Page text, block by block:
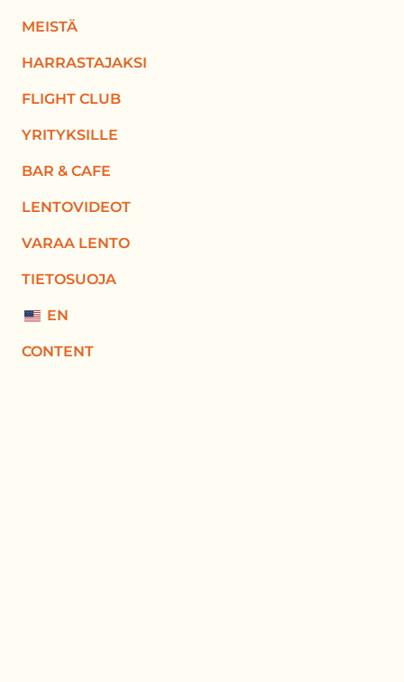
MEISTÄ
HARRASTAJAKSI
FLIGHT CLUB
YRITYKSILLE
BAR & CAFE
LENTOVIDEOT
VARAA LENTO
TIETOSUOJA
EN
CONTENT